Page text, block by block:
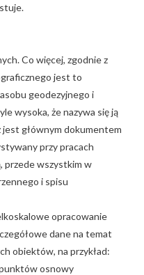
Co więcej, zgodnie z
jest to
geodezyjnego i
wysoka, że nazywa się ją
głównym dokumentem
przy pracach
przede wszystkim w
i spisu
opracowanie
dane na temat
obiektów, na przykład:
osnowy